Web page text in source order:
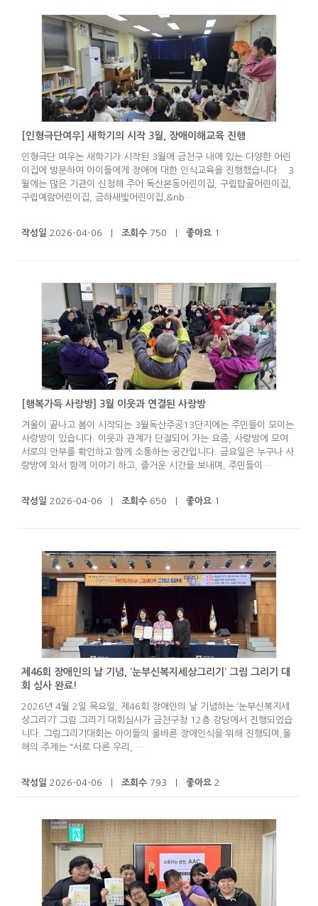
[인형극단여우] 새학기의 시작 3월, 장애이해교육 진행
인형극단 여우는 새학기가 시작된 3월에 금천구 내에 있는 다양한 어린
이집에 방문하여 아이들에게 장애에 대한 인식교육을 진행했습니다. 3
월에는 많은 기관이 신청해 주어 독산본동어린이집, 구립탑골어린이집,
구립예람어린이집, 금하새빛어린이집,&nb…
작성일 2026-04-06 | 조회수750 | 좋아요1
[행복가득 사랑방] 3월 이웃과 연결된 사랑방
겨울이 끝나고 봄이 시작되는 3월독산주공13단지에는 주민들이 모이는
사랑방이 있습니다. 이웃과 관계가 단절되어 가는 요즘, 사랑방에 모여
서로의 안부를 확인하고 함께 소통하는 공간입니다. 금요일은 누구나 사
랑방에 와서 함께 이야기 하고, 즐거운 시간을 보내며, 주민들이…
작성일 2026-04-06 | 조회수650 | 좋아요1
제46회 장애인의 날 기념, ‘눈부신복지세상그리기’ 그림 그리기 대
회 심사 완료!
2026년 4월 2일 목요일, 제46회 장애인의 날 기념하는 ‘눈부신복지세
상그리기’ 그림 그리기 대회심사가 금천구청 12층 강당에서 진행되었습
니다. 그림그리기대회는 아이들의 올바른 장애인식을 위해 진행되며,올
해의 주제는 "서로 다른 우리, …
작성일 2026-04-06 | 조회수793 | 좋아요2